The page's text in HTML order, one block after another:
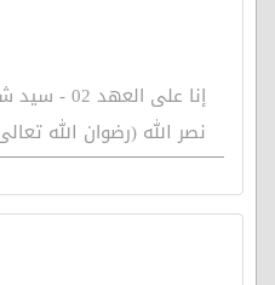
إنا على
نصر الله (رضوان الله